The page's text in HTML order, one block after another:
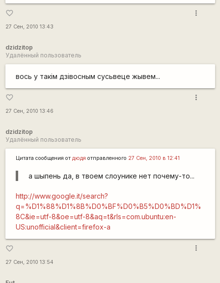
favorite_border
27 Сен, 2010 13:43
more_vert
dzidzitop
Удалённый пользователь
вось у такім дзівосным сусьвеце жывем...
favorite_border
27 Сен, 2010 13:46
more_vert
dzidzitop
Удалённый пользователь
Цитата сообщения от дюдя отправленного 27 Сен, 2010 в 12:41
а шыпень да, в твоем слоунике нет почему-то...
http://www.google.it/search?
q=%D1%88%D1%8B%D0%BF%D0%B5%D0%BD%D1%
8C&ie=utf-8&oe=utf-8&aq=t&rls=com.ubuntu:en-
US:unofficial&client=firefox-a
favorite_border
27 Сен, 2010 13:54
more_vert